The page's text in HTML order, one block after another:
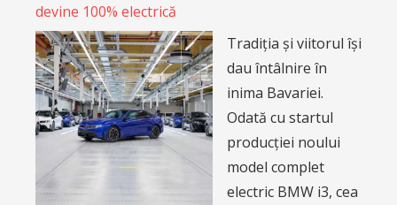
devine 100% electrică
Tradiția și viitorul își
dau întâlnire în
inima Bavariei.
Odată cu startul
producției noului
model complet
electric BMW i3, cea